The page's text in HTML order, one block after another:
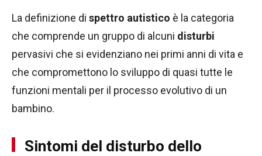
La definizione di spettro autistico è la categoria
che comprende un gruppo di alcuni disturbi
pervasivi che si evidenziano nei primi anni di vita e
che compromettono lo sviluppo di quasi tutte le
funzioni mentali per il processo evolutivo di un
bambino.
Sintomi del disturbo dello